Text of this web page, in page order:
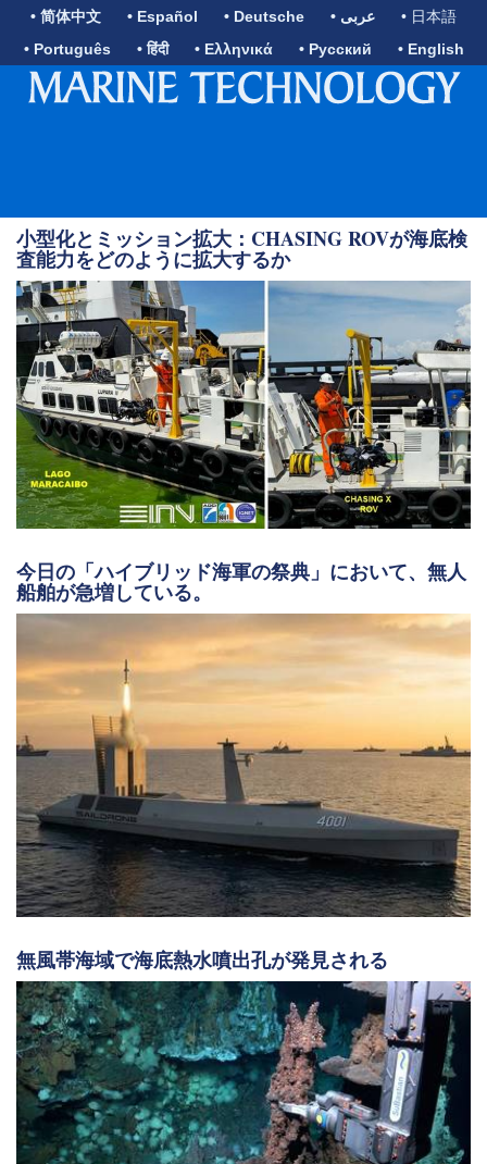
• 简体中文 • Español • Deutsche • عربى
• 日本語
• Português
• हिंदी • Ελληνικά • Русский • English
小型化とミッション拡大：CHASING ROVが海底検
査能力をどのように拡大するか
今日の「ハイブリッド海軍の祭典」において、無人
船舶が急増している。
無風帯海域で海底熱水噴出孔が発見される